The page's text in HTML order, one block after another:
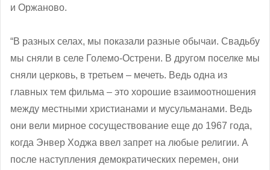
и Оржаново.
“В разных селах, мы показали разные обычаи. Свадьбу
мы сняли в селе Големо-Острени. В другом поселке мы
сняли церковь, в третьем – мечеть. Ведь одна из
главных тем фильма – это хорошие взаимоотношения
между местными христианами и мусульманами. Ведь
они вели мирное сосуществование еще до 1967 года,
когда Энвер Ходжа ввел запрет на любые религии. А
после наступления демократических перемен, они